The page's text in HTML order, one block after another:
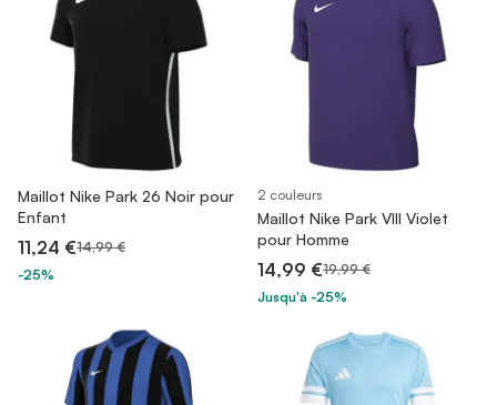
Maillot Nike Park 26 Noir pour
Enfant
11,24 €14,99 €
-25%
2 couleurs
Maillot Nike Park VIII Violet
pour Homme
14,99 €19,99 €
Jusqu'à -25%